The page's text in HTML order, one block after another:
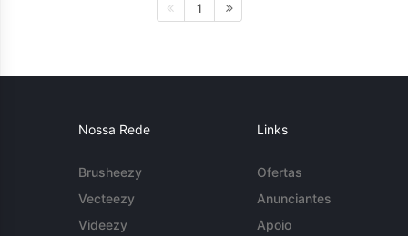
1
Nossa Rede
Brusheezy
Vecteezy
Videezy
Links
Ofertas
Anunciantes
Apoio